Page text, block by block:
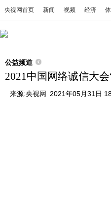
央视网首页 新闻 视频 经济
公益频道
2021中国网络诚信大
来源:央视网 2021年05月31日